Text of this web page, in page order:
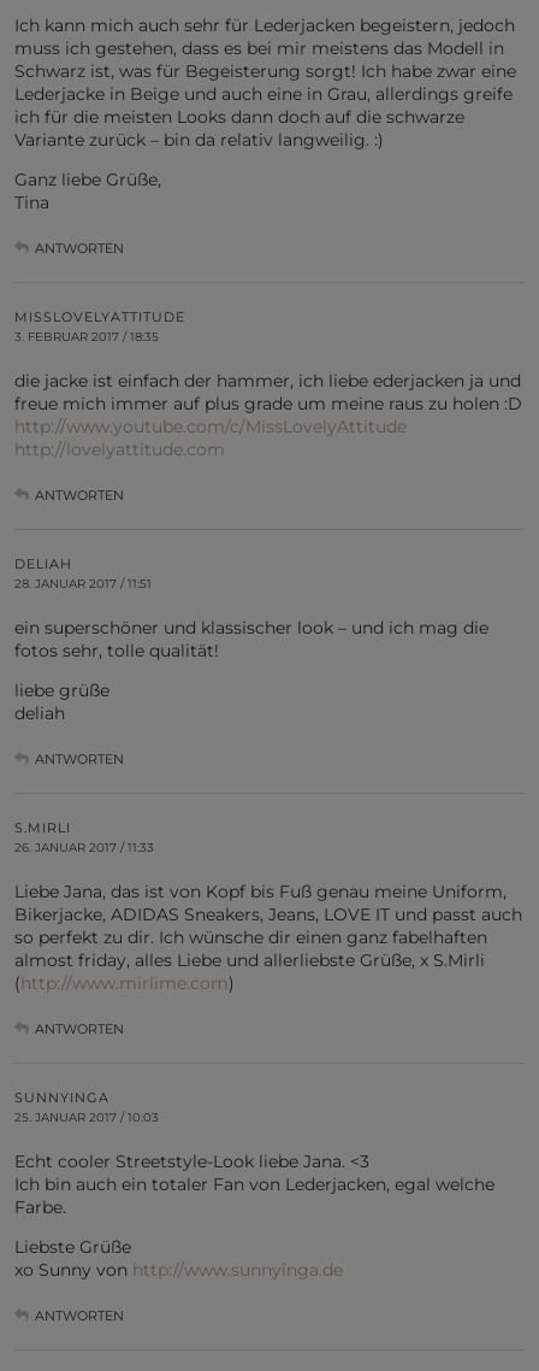
Ich kann mich auch sehr für Lederjacken begeistern, jedoch
muss ich gestehen, dass es bei mir meistens das Modell in
Schwarz ist, was für Begeisterung sorgt! Ich habe zwar eine
Lederjacke in Beige und auch eine in Grau, allerdings greife
ich für die meisten Looks dann doch auf die schwarze
Variante zurück – bin da relativ langweilig. :)
Ganz liebe Grüße,
Tina
ANTWORTEN
MISSLOVELYATTITUDE
3. FEBRUAR 2017 / 18:35
die jacke ist einfach der hammer, ich liebe ederjacken ja und
freue mich immer auf plus grade um meine raus zu holen :D
http://www.youtube.com/c/MissLovelyAttitude
http://lovelyattitude.com
ANTWORTEN
DELIAH
28. JANUAR 2017 / 11:51
ein superschöner und klassischer look – und ich mag die
fotos sehr, tolle qualität!
liebe grüße
deliah
ANTWORTEN
S.MIRLI
26. JANUAR 2017 / 11:33
Liebe Jana, das ist von Kopf bis Fuß genau meine Uniform,
Bikerjacke, ADIDAS Sneakers, Jeans, LOVE IT und passt auch
so perfekt zu dir. Ich wünsche dir einen ganz fabelhaften
almost friday, alles Liebe und allerliebste Grüße, x S.Mirli
(http://www.mirlime.com)
ANTWORTEN
SUNNYINGA
25. JANUAR 2017 / 10:03
Echt cooler Streetstyle-Look liebe Jana. <3
Ich bin auch ein totaler Fan von Lederjacken, egal welche
Farbe.
Liebste Grüße
xo Sunny von http://www.sunnyinga.de
ANTWORTEN